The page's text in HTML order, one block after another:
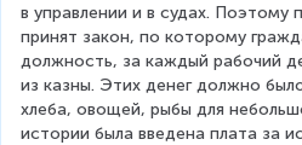
в управлении и в судах.
принят закон, по которому
должность, за каждый рабочий
из казны. Этих денег должно
хлеба, овощей, рыбы для
истории была введена плата за